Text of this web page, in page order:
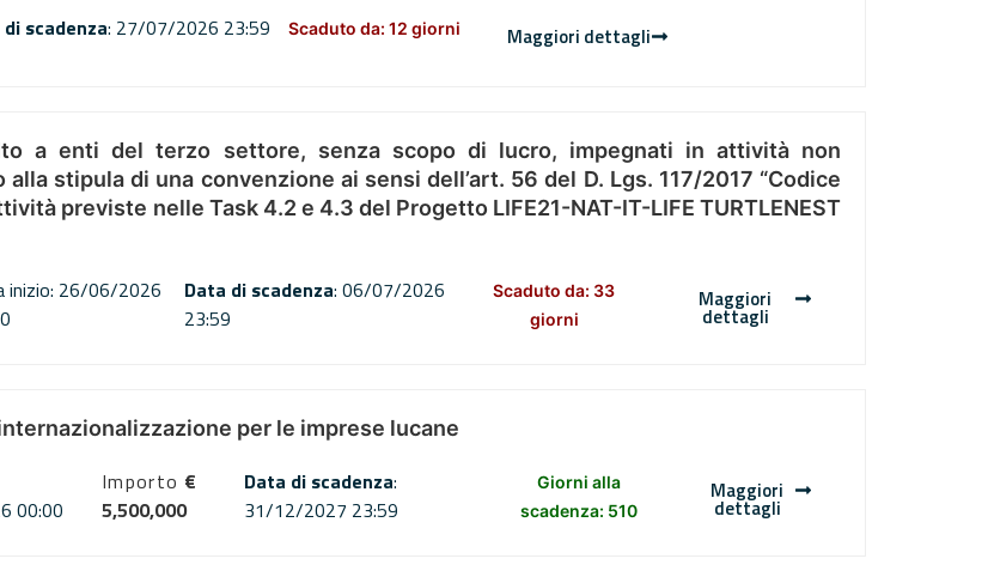
scadenza: 27/07/2026 23:59 Scaduto da: 12 giorni Maggiori dettagli
a enti del terzo settore, senza scopo di lucro, impegnati in attività non
stipula di una convenzione ai sensi dell’art. 56 del D. Lgs. 117/2017 “Codice
previste nelle Task 4.2 e 4.3 del Progetto LIFE21-NAT-IT-LIFE TURTLENEST
inizio: 26/06/2026
Data di scadenza: 06/07/2026
23:59
Scaduto da: 33
giorni
Maggiori
dettagli
per le imprese lucane
00:00
Importo €
5,500,000
Data di scadenza:
31/12/2027 23:59
Giorni alla
scadenza: 510
Maggiori
dettagli